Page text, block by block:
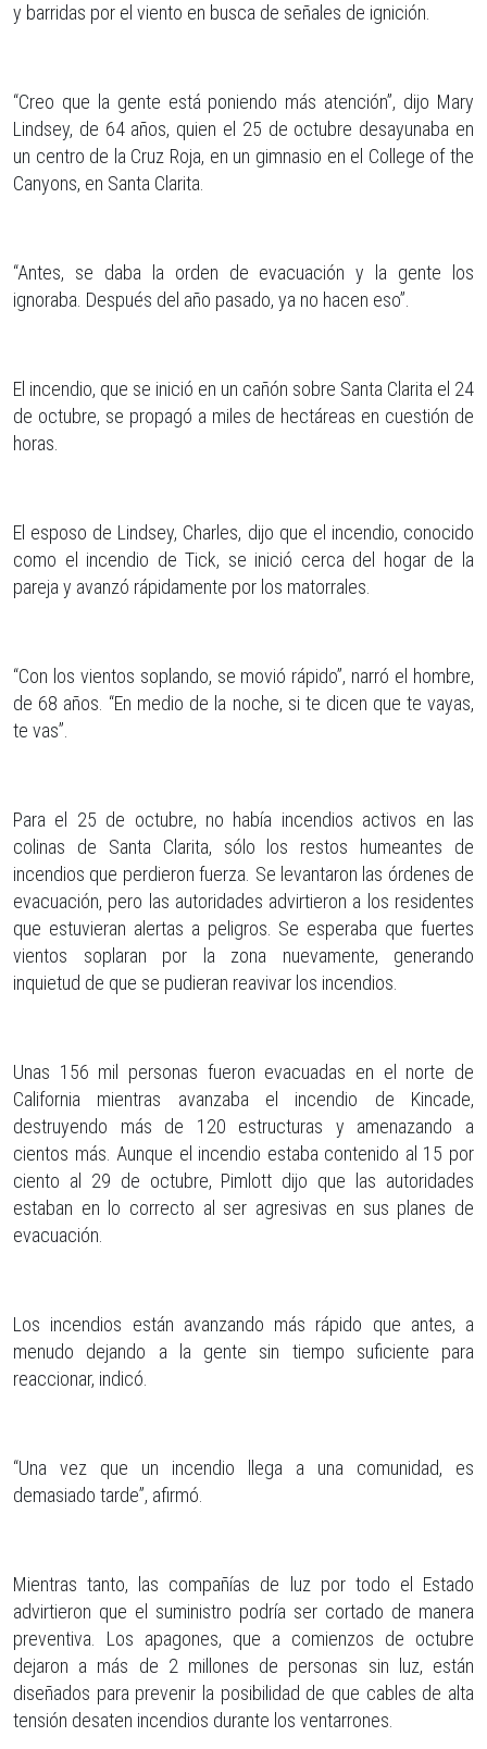
y barridas por el viento en busca de señales de ignición.
“Creo que la gente está poniendo más atención”, dijo Mary
Lindsey, de 64 años, quien el 25 de octubre desayunaba en
un centro de la Cruz Roja, en un gimnasio en el College of the
Canyons, en Santa Clarita.
“Antes, se daba la orden de evacuación y la gente los
ignoraba. Después del año pasado, ya no hacen eso”.
El incendio, que se inició en un cañón sobre Santa Clarita el 24
de octubre, se propagó a miles de hectáreas en cuestión de
horas.
El esposo de Lindsey, Charles, dijo que el incendio, conocido
como el incendio de Tick, se inició cerca del hogar de la
pareja y avanzó rápidamente por los matorrales.
“Con los vientos soplando, se movió rápido”, narró el hombre,
de 68 años. “En medio de la noche, si te dicen que te vayas,
te vas”.
Para el 25 de octubre, no había incendios activos en las
colinas de Santa Clarita, sólo los restos humeantes de
incendios que perdieron fuerza. Se levantaron las órdenes de
evacuación, pero las autoridades advirtieron a los residentes
que estuvieran alertas a peligros. Se esperaba que fuertes
vientos soplaran por la zona nuevamente, generando
inquietud de que se pudieran reavivar los incendios.
Unas 156 mil personas fueron evacuadas en el norte de
California mientras avanzaba el incendio de Kincade,
destruyendo más de 120 estructuras y amenazando a
cientos más. Aunque el incendio estaba contenido al 15 por
ciento al 29 de octubre, Pimlott dijo que las autoridades
estaban en lo correcto al ser agresivas en sus planes de
evacuación.
Los incendios están avanzando más rápido que antes, a
menudo dejando a la gente sin tiempo suficiente para
reaccionar, indicó.
“Una vez que un incendio llega a una comunidad, es
demasiado tarde”, afirmó.
Mientras tanto, las compañías de luz por todo el Estado
advirtieron que el suministro podría ser cortado de manera
preventiva. Los apagones, que a comienzos de octubre
dejaron a más de 2 millones de personas sin luz, están
diseñados para prevenir la posibilidad de que cables de alta
tensión desaten incendios durante los ventarrones.